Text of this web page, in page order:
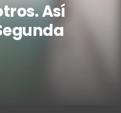
Así